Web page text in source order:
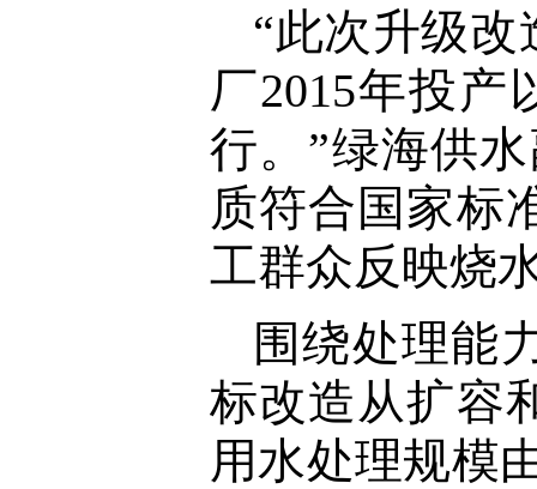
“此次升级
厂2015年投
行。”绿海供
质符合国家标
工群众反映烧
围绕处理能
标改造从扩容
用水处理规模